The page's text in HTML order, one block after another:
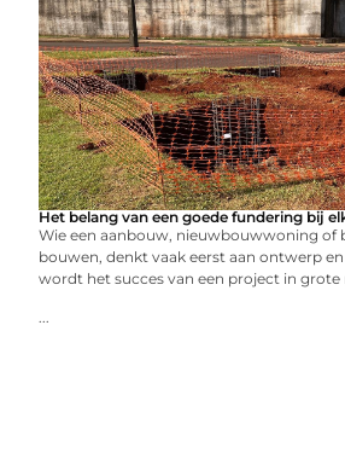
Het belang van een goede fundering bij
Wie een aanbouw, nieuwbouwwoning of
bouwen, denkt vaak eerst aan ontwerp
wordt het succes van een project in grote
...